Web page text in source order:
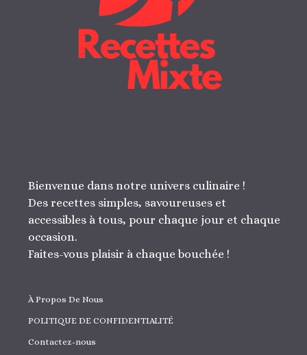
Bienvenue dans notre univers culinaire !
Des recettes simples, savoureuses et
accessibles à tous, pour chaque jour et chaque
occasion.
Faites-vous plaisir à chaque bouchée !
À Propos De Nous
POLITIQUE DE CONFIDENTIALITÉ
Contactez-nous